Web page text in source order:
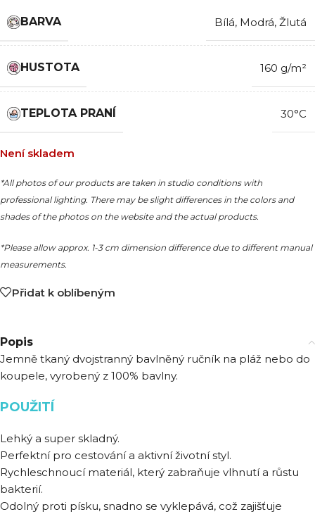
BARVA Bílá, Modrá, Žlutá
HUSTOTA 160 g/m²
TEPLOTA PRANÍ 30°C
Není skladem
*All photos of our products are taken in studio conditions with
professional lighting. There may be slight differences in the colors and
shades of the photos on the website and the actual products.
*Please allow approx. 1-3 cm dimension difference due to different manual
measurements.
Přidat k oblíbeným
Popis
Jemně tkaný dvojstranný bavlněný ručník na pláž nebo do
koupele, vyrobený z 100% bavlny.
POUŽITÍ
Lehký a super skladný.
Perfektní pro cestování a aktivní životní styl.
Rychleschnoucí materiál, který zabraňuje vlhnutí a růstu
bakterií.
Odolný proti písku, snadno se vyklepává, což zajišťuje